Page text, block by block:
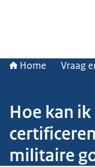
Home Vraag
Hoe kan
militaire